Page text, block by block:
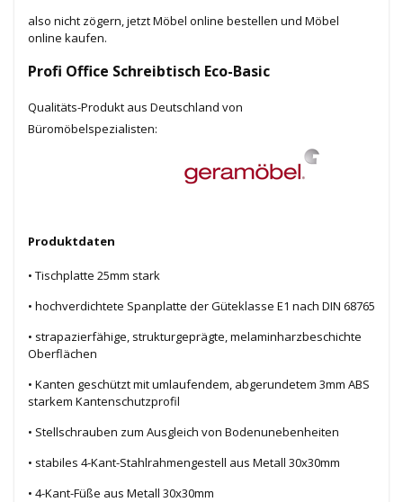
also nicht zögern, jetzt Möbel online bestellen und Möbel
online kaufen.
Profi Office Schreibtisch Eco-Basic
Qualitäts-Produkt aus Deutschland von
Büromöbelspezialisten:
Produktdaten
• Tischplatte 25mm stark
• hochverdichtete Spanplatte der Güteklasse E1 nach DIN 68765
• strapazierfähige, strukturgeprägte, melaminharzbeschichte
Oberflächen
• Kanten geschützt mit umlaufendem, abgerundetem 3mm ABS
starkem Kantenschutzprofil
• Stellschrauben zum Ausgleich von Bodenunebenheiten
• stabiles 4-Kant-Stahlrahmengestell aus Metall 30x30mm
• 4-Kant-Füße aus Metall 30x30mm